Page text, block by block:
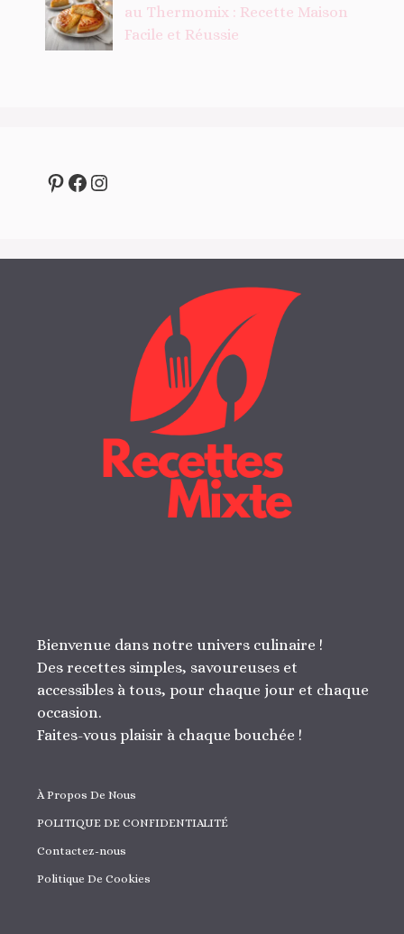
au Thermomix : Recette Maison
Facile et Réussie
Pinterest
Facebook
Instagram
Bienvenue dans notre univers culinaire !
Des recettes simples, savoureuses et
accessibles à tous, pour chaque jour et chaque
occasion.
Faites-vous plaisir à chaque bouchée !
À Propos De Nous
POLITIQUE DE CONFIDENTIALITÉ
Contactez-nous
Politique De Cookies